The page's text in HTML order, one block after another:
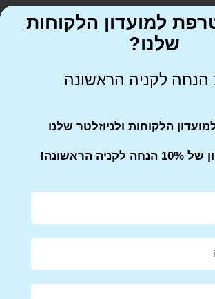
Pin
Mail This Product
למועדון הלקוחות
שלנו?
הלקוחות ולניוזלטר שלנו
הראשונה!